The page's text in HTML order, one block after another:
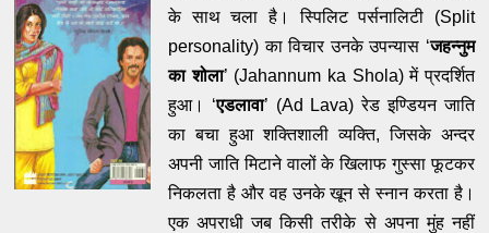
के साथ चला है। स्पिलिट पर्सनालिटी (Split
personality) का विचार उनके उपन्यास ‘जहन्नुम
का शोला’ (Jahannum ka Shola) में प्रदर्शित
हुआ। ‘एडलावा’ (Ad Lava)रेड इण्डियन जाति
का बचा हुआ शक्तिशाली व्यक्ति, जिसके अन्दर
अपनी जाति मिटाने वालों के खिलाफ गुस्सा फूटकर
निकलता है और वह उनके खून से स्नान करता है।
एक अपराधी जब किसी तरीके से अपना मुंह नहीं